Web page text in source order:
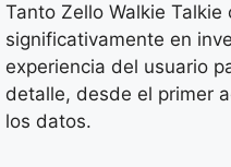
Tanto Zello Walkie
significativamente en
experiencia del usuario
detalle, desde el primer
los datos.